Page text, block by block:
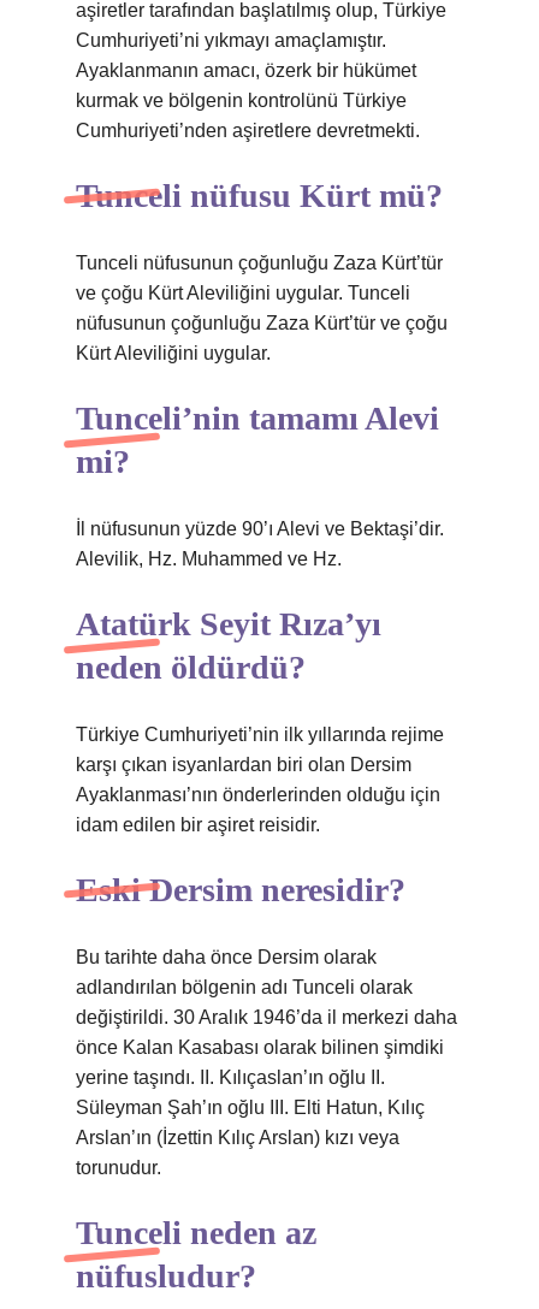
aşiretler tarafından başlatılmış olup, Türkiye
Cumhuriyeti’ni yıkmayı amaçlamıştır.
Ayaklanmanın amacı, özerk bir hükümet
kurmak ve bölgenin kontrolünü Türkiye
Cumhuriyeti’nden aşiretlere devretmekti.
Tunceli nüfusu Kürt mü?
Tunceli nüfusunun çoğunluğu Zaza Kürt’tür
ve çoğu Kürt Aleviliğini uygular. Tunceli
nüfusunun çoğunluğu Zaza Kürt’tür ve çoğu
Kürt Aleviliğini uygular.
Tunceli’nin tamamı Alevi
mi?
İl nüfusunun yüzde 90’ı Alevi ve Bektaşi’dir.
Alevilik, Hz. Muhammed ve Hz.
Atatürk Seyit Rıza’yı
neden öldürdü?
Türkiye Cumhuriyeti’nin ilk yıllarında rejime
karşı çıkan isyanlardan biri olan Dersim
Ayaklanması’nın önderlerinden olduğu için
idam edilen bir aşiret reisidir.
Eski Dersim neresidir?
Bu tarihte daha önce Dersim olarak
adlandırılan bölgenin adı Tunceli olarak
değiştirildi. 30 Aralık 1946’da il merkezi daha
önce Kalan Kasabası olarak bilinen şimdiki
yerine taşındı. II. Kılıçaslan’ın oğlu II.
Süleyman Şah’ın oğlu III. Elti Hatun, Kılıç
Arslan’ın (İzettin Kılıç Arslan) kızı veya
torunudur.
Tunceli neden az
nüfusludur?